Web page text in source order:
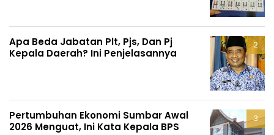
Apa Beda Jabatan Plt, Pjs, Dan Pj
Kepala Daerah? Ini Penjelasannya
Pertumbuhan Ekonomi Sumbar Awal
2026 Menguat, Ini Kata Kepala BPS